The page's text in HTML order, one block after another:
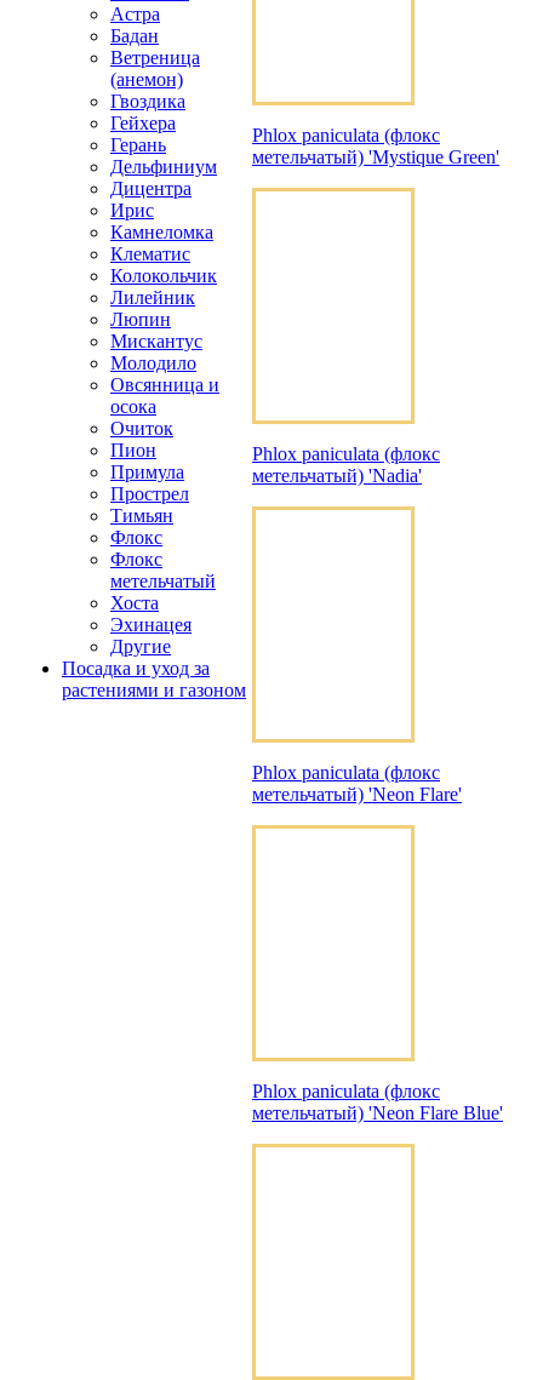
Астра
Бадан
Ветреница
(анемон)
Гвоздика
Гейхера
Герань
Дельфиниум
Дицентра
Ирис
Камнеломка
Клематис
Колокольчик
Лилейник
Люпин
Мискантус
Молодило
Овсянница и
осока
Очиток
Пион
Примула
Прострел
Тимьян
Флокс
Флокс
метельчатый
Хоста
Эхинацея
Другие
Посадка и уход за
растениями и газоном
Phlox paniculata (флокс
метельчатый) 'Mystique Green'
Phlox paniculata (флокс
метельчатый) 'Nadia'
Phlox paniculata (флокс
метельчатый) 'Neon Flare'
Phlox paniculata (флокс
метельчатый) 'Neon Flare Blue'